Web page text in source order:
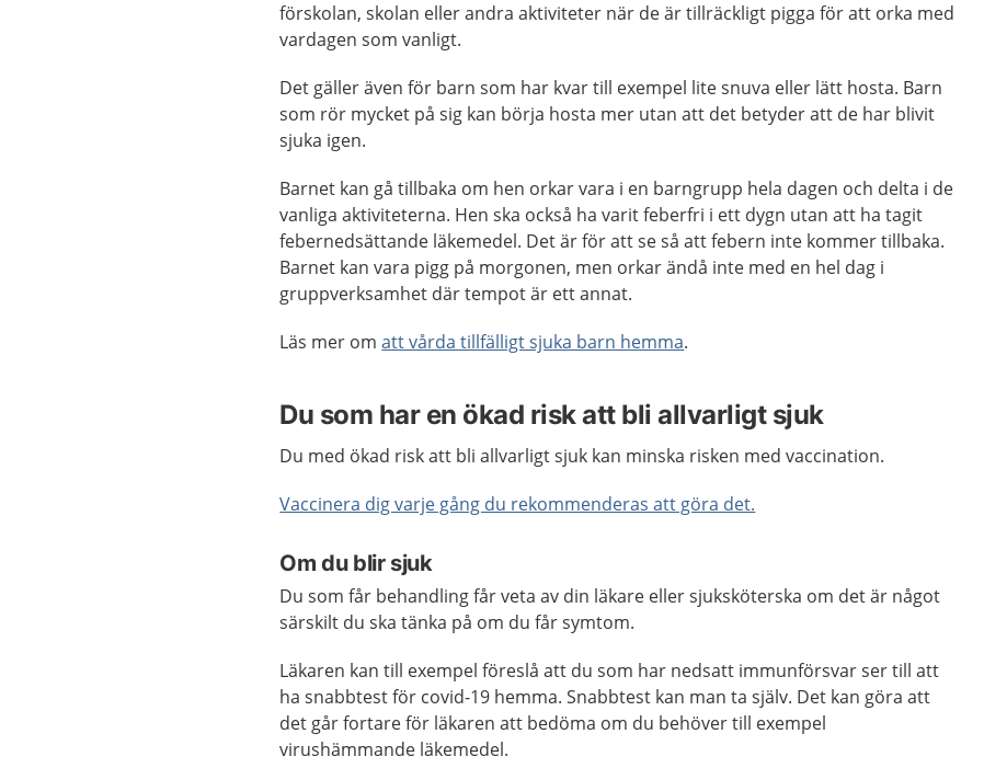
förskolan, skolan eller andra aktiviteter när de är tillräckligt pigga för att orka med
vardagen som vanligt.
Det gäller även för barn som har kvar till exempel lite snuva eller lätt hosta. Barn
som rör mycket på sig kan börja hosta mer utan att det betyder att de har blivit
sjuka igen.
Barnet kan gå tillbaka om hen orkar vara i en barngrupp hela dagen och delta i de
vanliga aktiviteterna. Hen ska också ha varit feberfri i ett dygn utan att ha tagit
febernedsättande läkemedel. Det är för att se så att febern inte kommer tillbaka.
Barnet kan vara pigg på morgonen, men orkar ändå inte med en hel dag i
gruppverksamhet där tempot är ett annat.
Läs mer omatt vårda tillfälligt sjuka barn hemma.
Du som har en ökad risk att bli allvarligt sjuk
Du med ökad risk att bli allvarligt sjuk kan minska risken med vaccination.
Vaccinera dig varje gång du rekommenderas att göra det.
Om du blir sjuk
Du som får behandling får veta av din läkare eller sjuksköterska om det är något
särskilt du ska tänka på om du får symtom.
Läkaren kan till exempel föreslå att du som har nedsatt immunförsvar ser till att
ha snabbtest för covid-19 hemma. Snabbtest kan man ta själv. Det kan göra att
det går fortare för läkaren att bedöma om du behöver till exempel
virushämmande läkemedel.